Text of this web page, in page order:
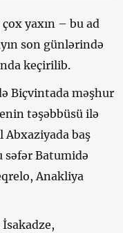
yaxın – bu ad
son günlərində
keçirilib.
Biçvintada məşhur
təşəbbüsü ilə
baş
səfər Batumidə
Anakliya